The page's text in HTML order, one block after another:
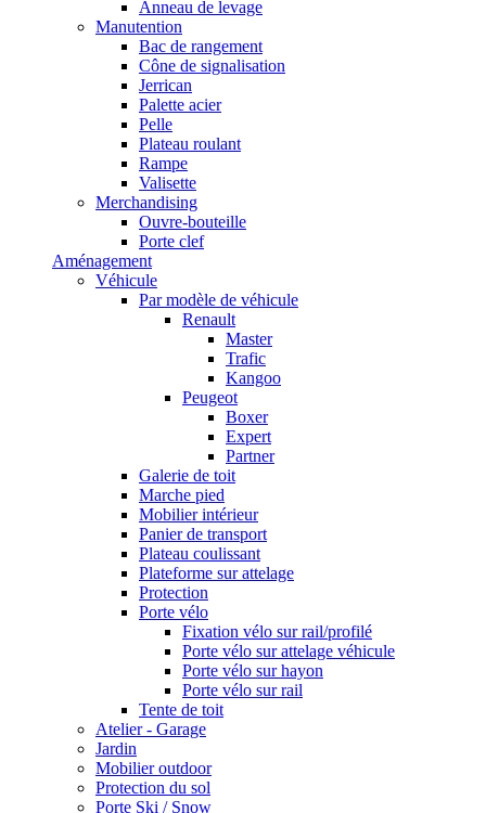
Anneau de levage
Manutention
Bac de rangement
Cône de signalisation
Jerrican
Palette acier
Pelle
Plateau roulant
Rampe
Valisette
Merchandising
Ouvre-bouteille
Porte clef
Aménagement
Véhicule
Par modèle de véhicule
Renault
Master
Trafic
Kangoo
Peugeot
Boxer
Expert
Partner
Galerie de toit
Marche pied
Mobilier intérieur
Panier de transport
Plateau coulissant
Plateforme sur attelage
Protection
Porte vélo
Fixation vélo sur rail/profilé
Porte vélo sur attelage véhicule
Porte vélo sur hayon
Porte vélo sur rail
Tente de toit
Atelier - Garage
Jardin
Mobilier outdoor
Protection du sol
Porte Ski / Snow